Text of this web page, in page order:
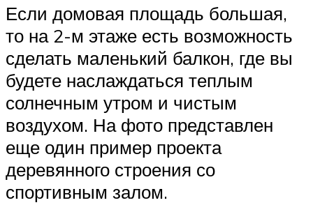
Если домовая площадь большая,
то на 2-м этаже есть возможность
сделать маленький балкон, где вы
будете наслаждаться теплым
солнечным утром и чистым
воздухом. На фото представлен
еще один пример проекта
деревянного строения со
спортивным залом.